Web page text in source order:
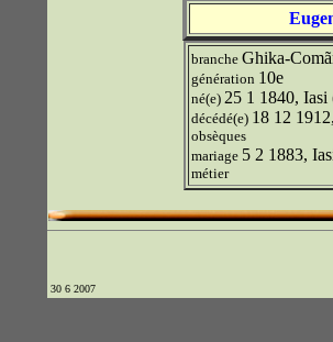
branche Ghika-
génération 10e
né(e) 25 1 1840, Iasi
décédé(e) 18 12
obsèques
mariage 5 2 1883,
métier
30 6 2007